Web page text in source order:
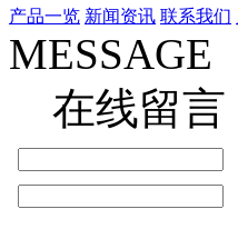
产品一览 新闻资讯 联系我们
MESSAGE
在线留言